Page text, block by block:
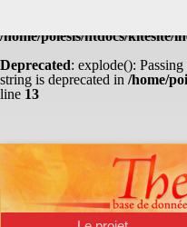
: Undefined array
/home/poiesis/htdocs/kitesite/
Deprecated: explode():
string is deprecated in /home/
line 13